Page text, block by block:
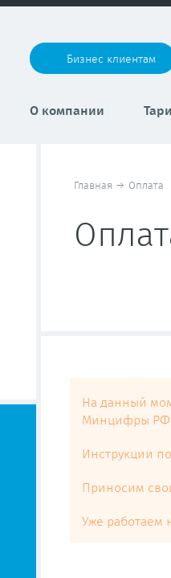
Бизнес клиентам
О компании
Главная → Оплата
На данный
Минцифры РФ
Инструкции
Приносим
Уже работаем